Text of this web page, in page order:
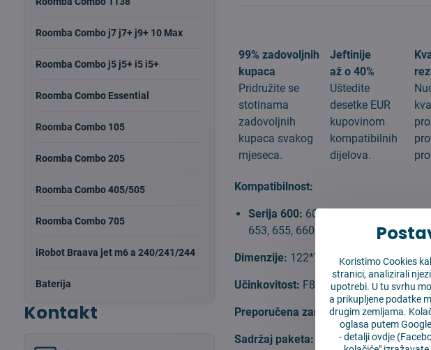
99% zadovoljnih
kupaca
Pridružite se
stotinama
zadovoljnih
kupaca svakog
mjeseca.
Jeftinije
až o 40%
Uštedite
desetke EUR
kupovinom
kompatibilnih
dijelova.
Kompatibilnost:
Serija 600: 605, 606, 615, 616, 620,
653, 655, 660, 660 PET, 670, 671,
Dimenzije: 122*75*9 mm
Učinkovitost: F8 (prema EN779:2012,
Preporučena zamjena:3 mesiace
Sadržaj paketa: 2 kom
Roomba Combo j7 j7+ j9+ 10 Max
Roomba Combo j5 j5+ i5 i5+
Roomba Combo Essential
Roomba Combo 105
Roomba Combo 205
Roomba Combo 405/505
Roomba Combo 705
iRobot Braava jet m6 a 240/241/244
Baterija
Kontakt
Koristimo Cookies
stranici, analizirali
upotrebi. U tu svrhu
a prikupljene podatke
drugim zemljama.
oglasa putem
-detalji ovdje